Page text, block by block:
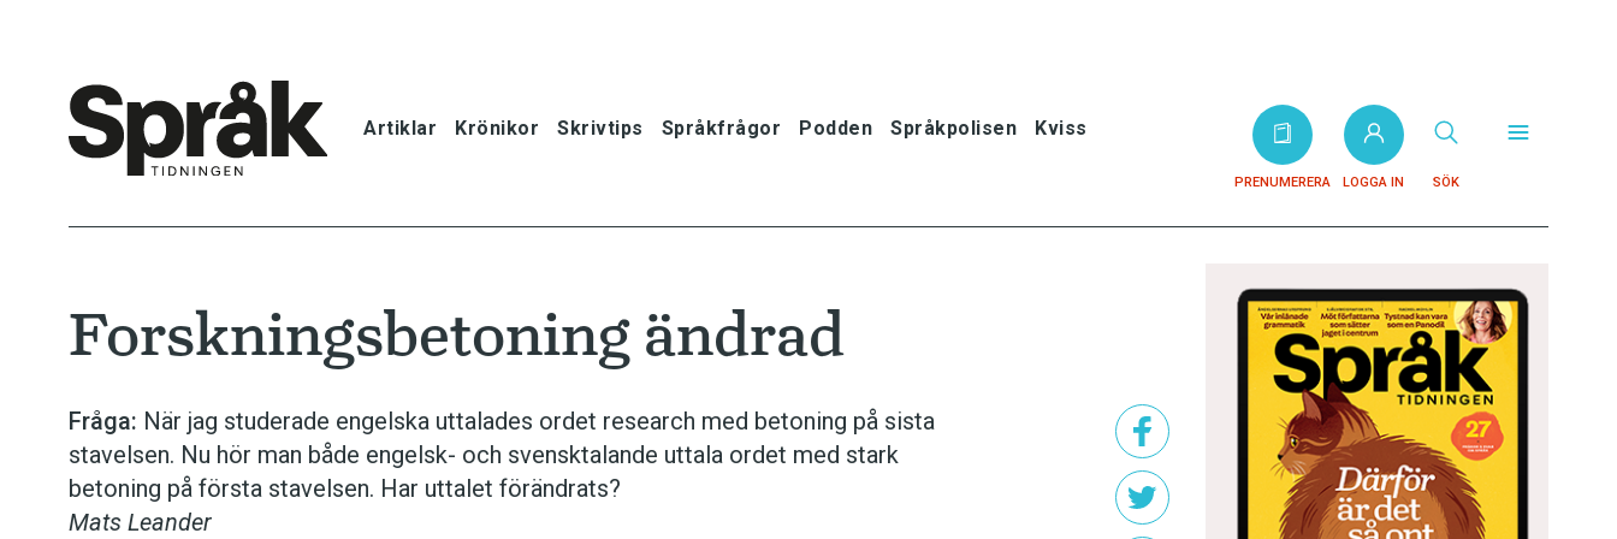
Artiklar Krönikor Skrivtips Språkfrågor Podden Språkpolisen Kviss
PRENUMERERA LOGGA IN SÖK
Krönikor
Skrivtips
Forskningsbetoning ändrad
Fråga: När jag studerade engelska uttalades ordet research med betoning på sista
stavelsen. Nu hör man både engelsk- och svensktalande uttala ordet med stark
betoning på första stavelsen. Har uttalet förändrats?
Mats Leander